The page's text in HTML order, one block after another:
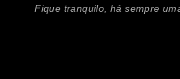
Fique tranquilo, há sempre